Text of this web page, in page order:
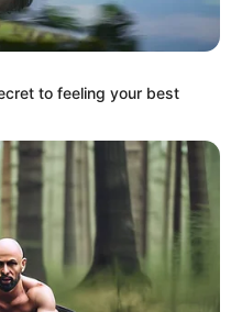
to feeling your best